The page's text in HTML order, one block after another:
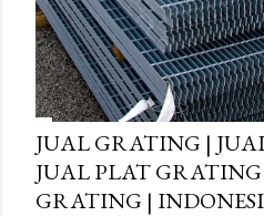
JUAL GRATING |
JUAL PLAT
GRATING |